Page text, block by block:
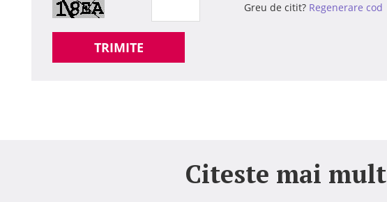
Greu de citit? Regenerare cod
TRIMITE
Citeste mai mult